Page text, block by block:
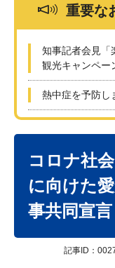
重要な
知事記者会見「
観光キャンペー
熱中症を予防し
コロナ社
に向けた
事共同宣言
記事ID：